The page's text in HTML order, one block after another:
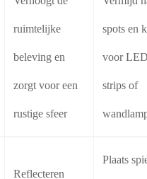
ruimtelijke
beleving en
zorgt voor een
rustige sfeer
spots en
voor
strips of
Reflecteren
Plaats